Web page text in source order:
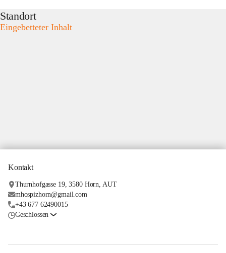
Standort
Eingebetteter Inhalt
Kontakt
Thurnhofgasse 19, 3580 Horn, AUT
mhospizhorn@gmail.com
+43 677 62490015
Geschlossen